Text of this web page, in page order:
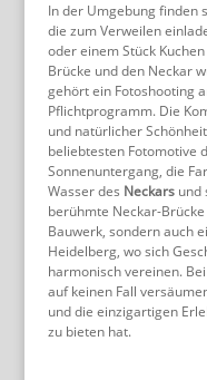
In der Umgebung finden
die zum Verweilen
oder einem Stück
Brücke und den Neckar
gehört ein Fotoshooting
Pflichtprogramm. Die
und natürlicher
beliebtesten Fotomotive
Sonnenuntergang, die
Wasser des Neckarsund
berühmte Neckar-
Bauwerk, sondern auch
Heidelberg, wo sich
harmonisch vereinen.
auf keinen Fall
und die einzigartigen
zu bieten hat.